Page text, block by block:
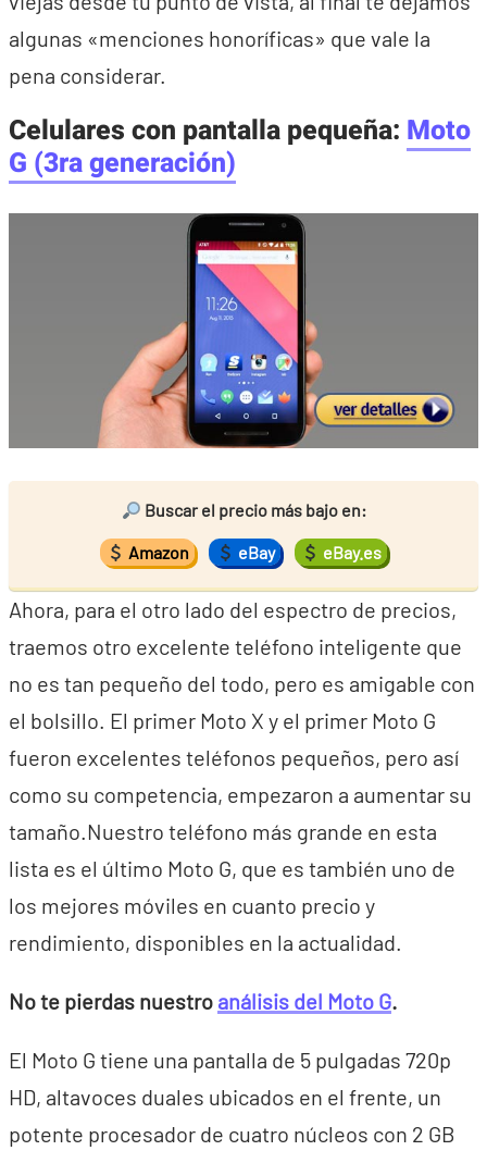
algunas «menciones honoríficas» que vale la
pena considerar.
Celulares con pantalla pequeña: Moto
G (3ra generación)
Buscar el precio más bajo en:
Amazon eBay eBay.es
Ahora, para el otro lado del espectro de precios,
traemos otro excelente teléfono inteligente que
no es tan pequeño del todo, pero es amigable con
el bolsillo. El primer Moto X y el primer Moto G
fueron excelentes teléfonos pequeños, pero así
como su competencia, empezaron a aumentar su
tamaño.Nuestro teléfono más grande en esta
lista es el último Moto G, que es también uno de
los mejores móviles en cuanto precio y
rendimiento, disponibles en la actualidad.
No te pierdas nuestro análisis del Moto G.
El Moto G tiene una pantalla de 5 pulgadas 720p
HD, altavoces duales ubicados en el frente, un
potente procesador de cuatro núcleos con 2 GB